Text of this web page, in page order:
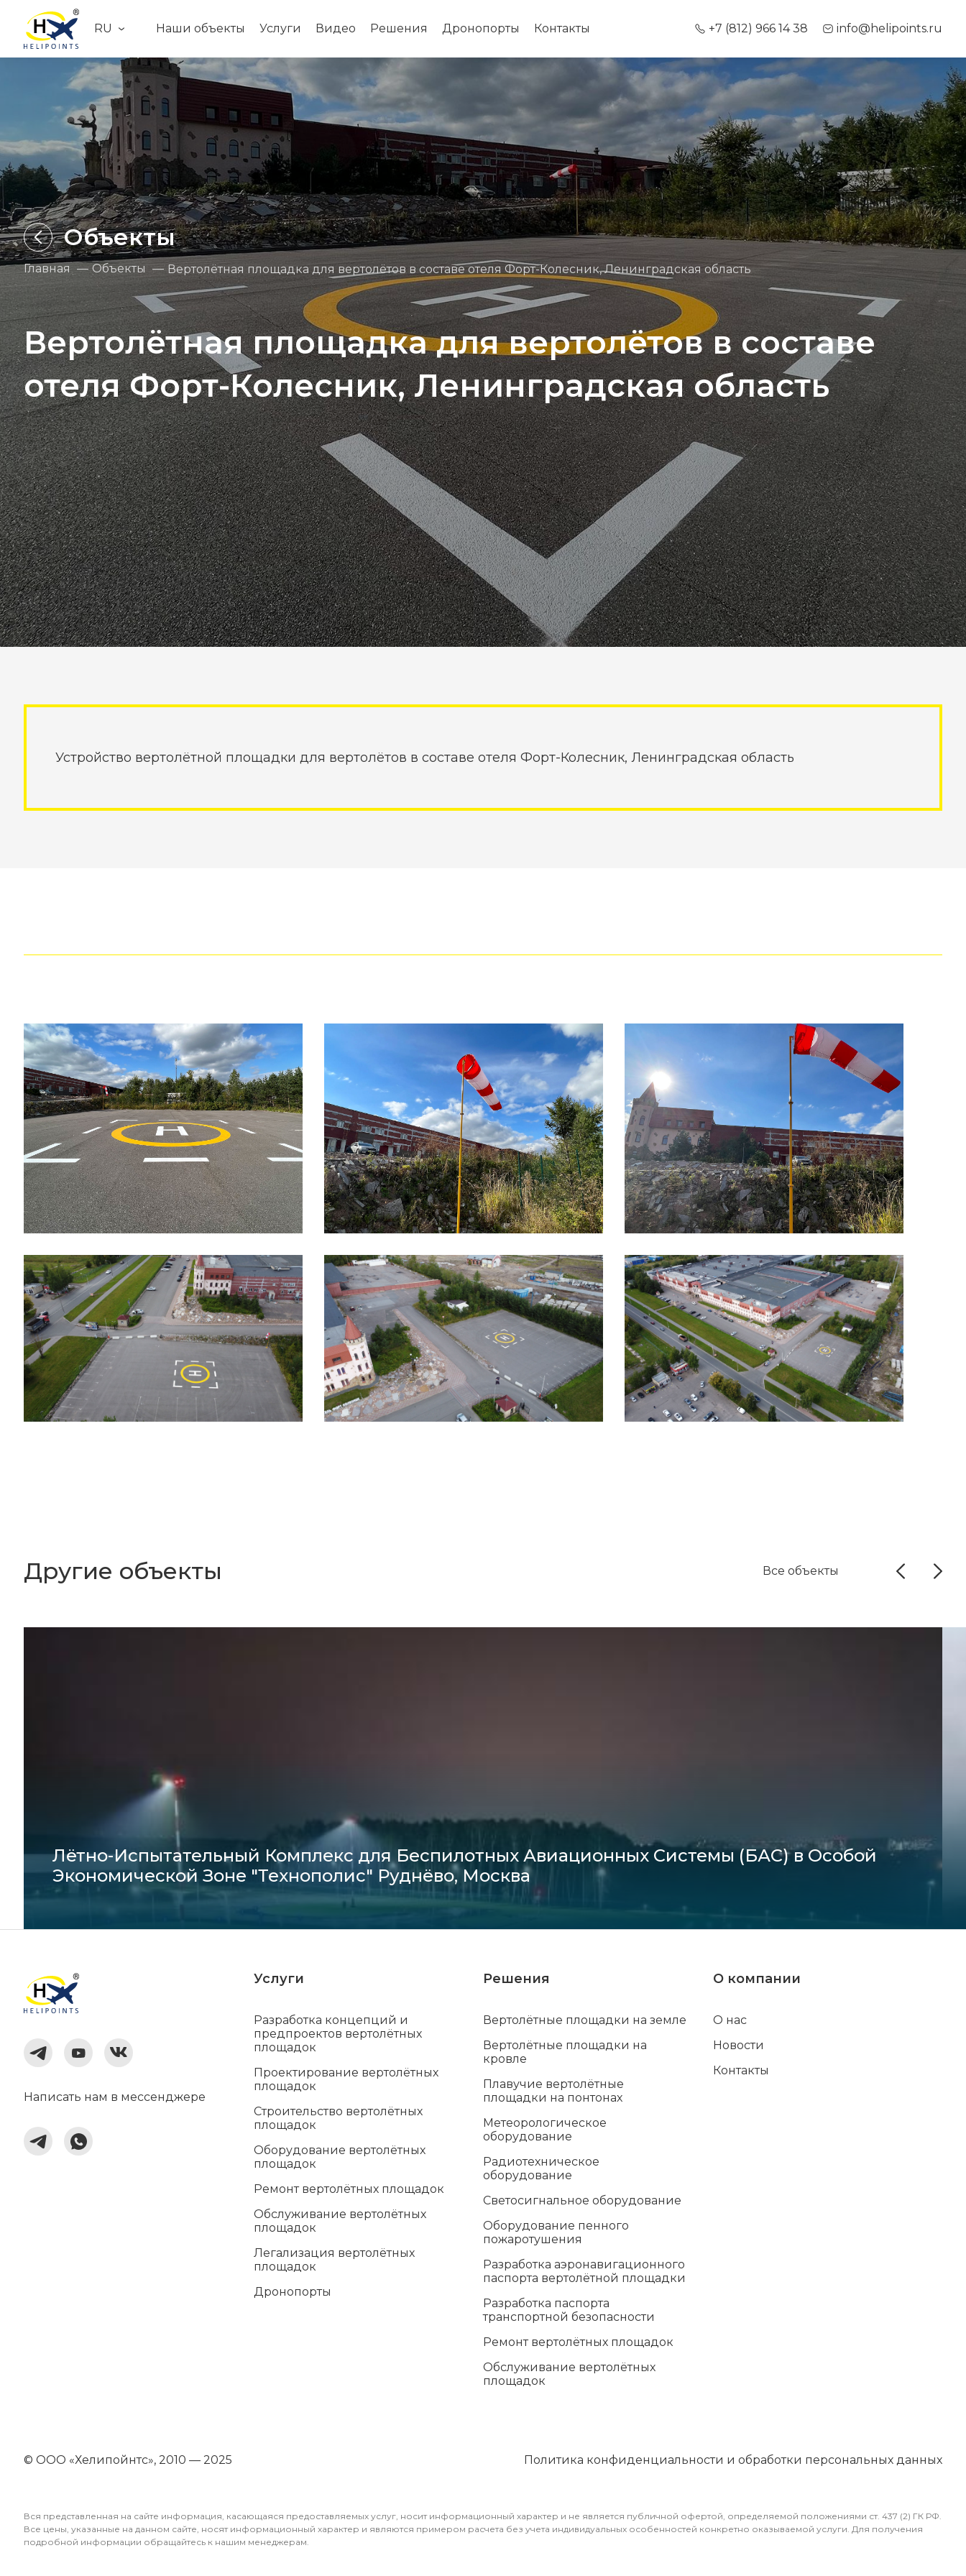
RU Наши объекты Услуги Видео Решения Дронопорты Контакты +7 (812) 966 14 38 info@helipoints.ru
Объекты
Главная Объекты Вертолётная площадка для вертолётов в составе отеля Форт-Колесник, Ленинградская область
Вертолётная площадка для вертолётов в составе
отеля Форт-Колесник, Ленинградская область
Устройство вертолётной площадки для вертолётов в составе отеля Форт-Колесник, Ленинградская область
Другие объекты Все объекты
Лётно-Испытательный Комплекс для Беспилотных Авиационных Системы (БАС) в Особой
Экономической Зоне "Технополис" Руднёво, Москва
Написать нам в мессенджере
Услуги
Разработка концепций и
предпроектов вертолётных
площадок
Проектирование вертолётных
площадок
Строительство вертолётных
площадок
Оборудование вертолётных
площадок
Ремонт вертолётных площадок
Обслуживание вертолётных
площадок
Легализация вертолётных
площадок
Дронопорты
Решения
Вертолётные площадки на земле
Вертолётные площадки на
кровле
Плавучие вертолётные
площадки на понтонах
Метеорологическое
оборудование
Радиотехническое
оборудование
Светосигнальное оборудование
Оборудование пенного
пожаротушения
Разработка аэронавигационного
паспорта вертолётной площадки
Разработка паспорта
транспортной безопасности
Ремонт вертолётных площадок
Обслуживание вертолётных
площадок
О компании
О нас
Новости
Контакты
© ООО «Хелипойнтс», 2010 — 2025 Политика конфиденциальности и обработки персональных данных
Вся представленная на сайте информация, касающаяся предоставляемых услуг, носит информационный характер и не является публичной офертой, определяемой положениями ст. 437 (2) ГК РФ.
Все цены, указанные на данном сайте, носят информационный характер и являются примером расчета без учета индивидуальных особенностей конкретно оказываемой услуги. Для получения
подробной информации обращайтесь к нашим менеджерам.